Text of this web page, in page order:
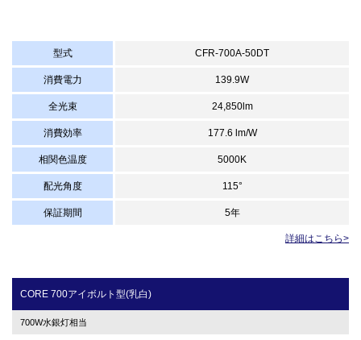
型式 CFR-700A-50DT
消費電力 139.9W
全光束 24,850lm
消費効率 177.6 lm/W
相関色温度 5000K
配光角度 115°
保証期間 5年
詳細はこちら>
CORE 700アイボルト型(乳白)
700W水銀灯相当